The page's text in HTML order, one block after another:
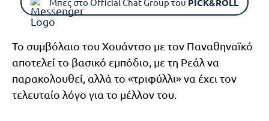
Το συμβόλαιο του Χουάντσο με τον Παναθηναϊκό
αποτελεί το βασικό εμπόδιο, με τη Ρεάλ να
παρακολουθεί, αλλά το «τριφύλλι» να έχει τον
τελευταίο λόγο για το μέλλον του.